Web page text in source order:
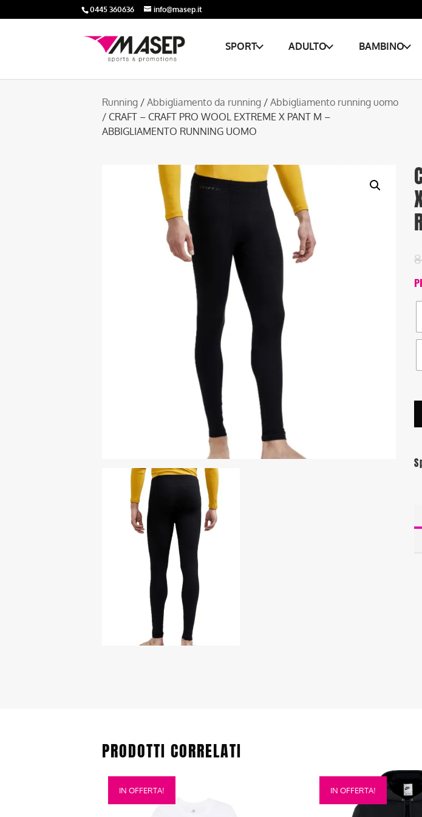
0445 360636 info@masep.it
SPORT ADULTO BAMBINO
Running / Abbigliamento da running / Abbigliamento running uomo
/ CRAFT – CRAFT PRO WOOL EXTREME X PANT M –
ABBIGLIAMENTO RUNNING UOMO
PRODOTTI CORRELATI
IN OFFERTA!
Questo
prodotto
IN OFFERTA!
Questo
prodotto